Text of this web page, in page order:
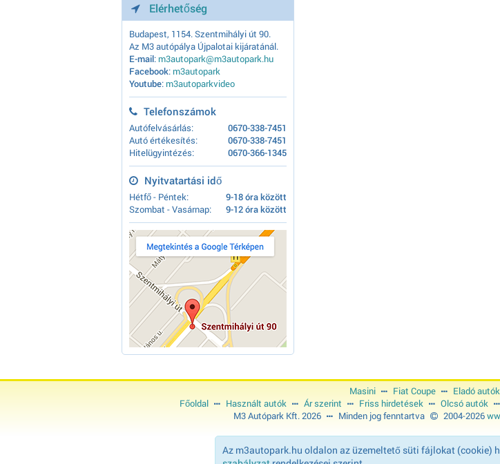
Elérhetőség
Budapest, 1154. Szentmihályi út 90.
Az M3 autópálya Újpalotai kijáratánál.
E-mail: m3autopark@m3autopark.hu
Facebook: m3autopark
Youtube: m3autoparkvideo
Telefonszámok
Autófelvásárlás:
0670-338-7451
Autó értékesítés:
0670-338-7451
Hitelügyintézés:
0670-366-1345
Nyitvatartási idő
Hétfő - Péntek:
9-18 óra között
Szombat - Vasárnap:
9-12 óra között
Masini Fiat Coupe Eladó autók
Főoldal
Használt autók Ár szerint Friss hirdetések Olcsó autók
M3 Autópark Kft. 2026
Minden jog fenntartva 2004-2026
Az m3autopark.hu oldalon az üzemeltető süti fájlokat (cookie)